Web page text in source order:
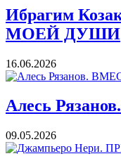
Ибрагим
МОЕЙ ДУШИ
16.06.2026
Алесь
09.05.2026